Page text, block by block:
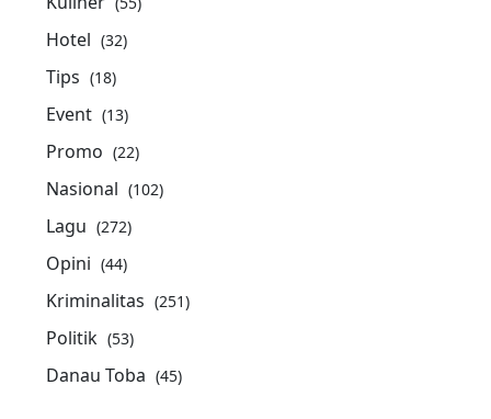
Hotel (32)
Tips (18)
Event (13)
Promo (22)
Nasional (102)
Lagu (272)
Opini (44)
Kriminalitas (251)
Politik (53)
Danau Toba (45)